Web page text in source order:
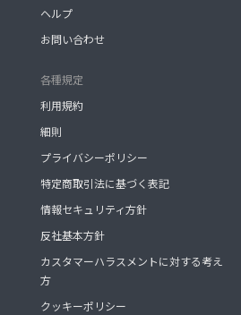
ヘルプ
お問い合わせ
各種規定
利用規約
細則
プライバシーポリシー
特定商取引法に基づく表記
情報セキュリティ方針
反社基本方針
カスタマーハラスメントに対する考え
方
クッキーポリシー